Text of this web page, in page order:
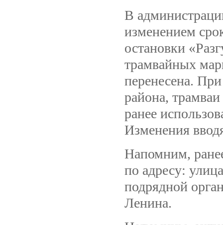
В
изменением
остановки
трамвайных
перенесена.
района,
ранее
Изменения
Напомним,
по адресу:
подрядной
Ленина.